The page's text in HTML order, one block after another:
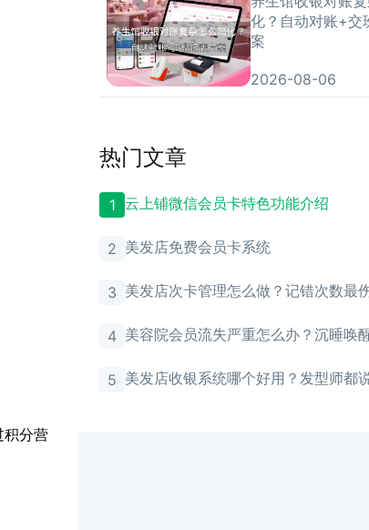
积分营
化？自动对账+交
案
2026-08-06
热门文章
1 云上铺微信会员卡特色功能介绍
2 美发店免费会员卡系统
3 美发店次卡管理怎么做？记错次数最
4 美容院会员流失严重怎么办？沉睡唤
5 美发店收银系统哪个好用？发型师都